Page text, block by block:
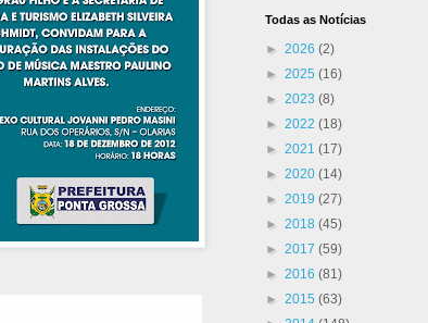
Todas as Notícias
► 2026 (2)
► 2025 (16)
► 2023 (8)
► 2022 (18)
► 2021 (17)
► 2020 (14)
► 2019 (27)
► 2018 (45)
► 2017 (59)
► 2016 (81)
► 2015 (63)